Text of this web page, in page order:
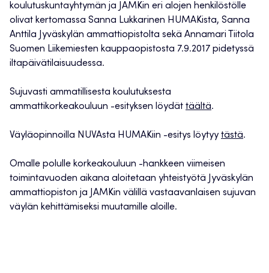
koulutuskuntayhtymän ja JAMKin eri alojen henkilöstölle
olivat kertomassa Sanna Lukkarinen HUMAKista, Sanna
Anttila Jyväskylän ammattiopistolta sekä Annamari Tiitola
Suomen Liikemiesten kauppaopistosta 7.9.2017 pidetyssä
iltapäivätilaisuudessa.
Sujuvasti ammatillisesta koulutuksesta
ammattikorkeakouluun -esityksen löydät täältä.
Väyläopinnoilla NUVAsta HUMAKiin -esitys löytyy tästä.
Omalle polulle korkeakouluun -hankkeen viimeisen
toimintavuoden aikana aloitetaan yhteistyötä Jyväskylän
ammattiopiston ja JAMKin välillä vastaavanlaisen sujuvan
väylän kehittämiseksi muutamille aloille.